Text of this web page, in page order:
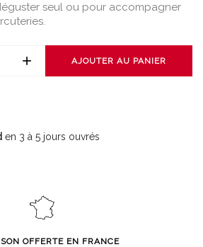
seul ou pour accompagner
AJOUTER AU PANIER
en 3 à 5 jours ouvrés
OFFERTE EN FRANCE